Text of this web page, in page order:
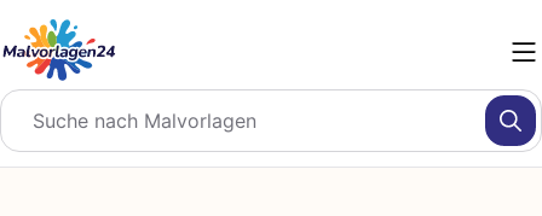
Inhalt
springen